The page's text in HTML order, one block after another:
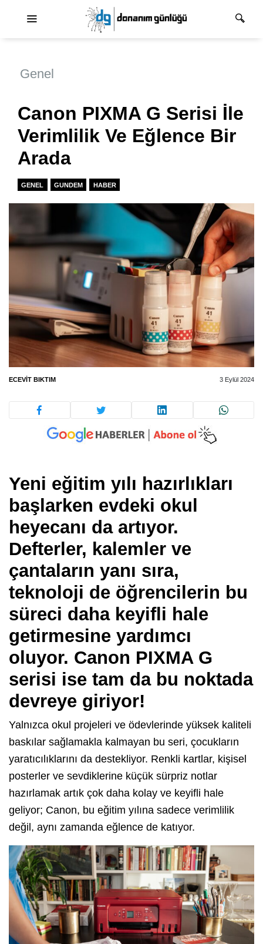
Genel
Canon PIXMA G Serisi İle
Verimlilik Ve Eğlence Bir
Arada
GENEL GUNDEM HABER
ECEVIT BIKTIM 3 Eylül 2024
Yeni eğitim yılı hazırlıkları
başlarken evdeki okul
heyecanı da artıyor.
Defterler, kalemler ve
çantaların yanı sıra,
teknoloji de öğrencilerin bu
süreci daha keyifli hale
getirmesine yardımcı
oluyor. Canon PIXMA G
serisi ise tam da bu noktada
devreye giriyor!
Yalnızca okul projeleri ve ödevlerinde yüksek kaliteli
baskılar sağlamakla kalmayan bu seri, çocukların
yaratıcılıklarını da destekliyor. Renkli kartlar, kişisel
posterler ve sevdiklerine küçük sürpriz notlar
hazırlamak artık çok daha kolay ve keyifli hale
geliyor; Canon, bu eğitim yılına sadece verimlilik
değil, aynı zamanda eğlence de katıyor.